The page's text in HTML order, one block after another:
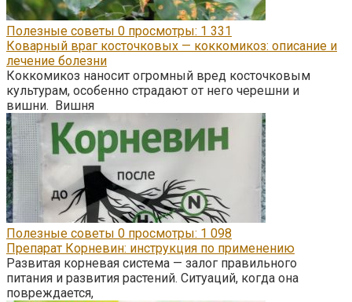
Полезные советы 0 просмотры: 1 331
Коварный враг косточковых — коккомикоз: описание и
лечение болезни
Коккомикоз наносит огромный вред косточковым
культурам, особенно страдают от него черешни и
вишни. Вишня
Полезные советы 0 просмотры: 1 098
Препарат Корневин: инструкция по применению
Развитая корневая система — залог правильного
питания и развития растений. Ситуаций, когда она
повреждается,